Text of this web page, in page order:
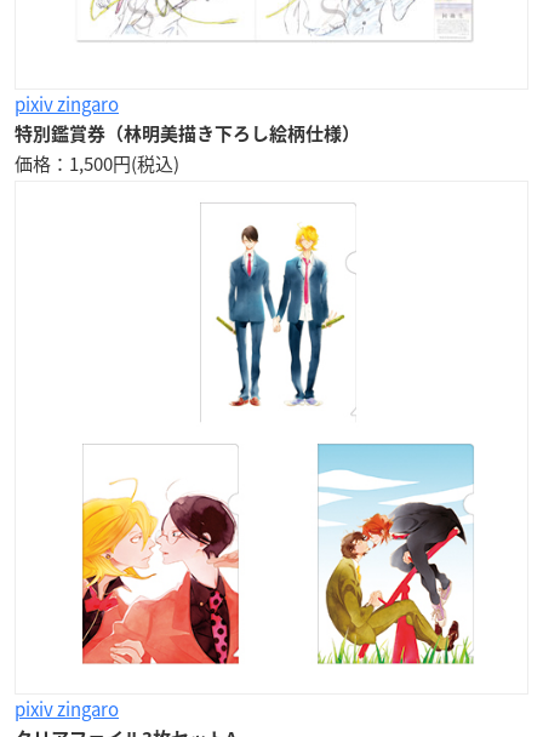
pixiv zingaro
特別鑑賞券（林明美描き下ろし絵柄仕様）
価格：1,500円(税込)
pixiv zingaro